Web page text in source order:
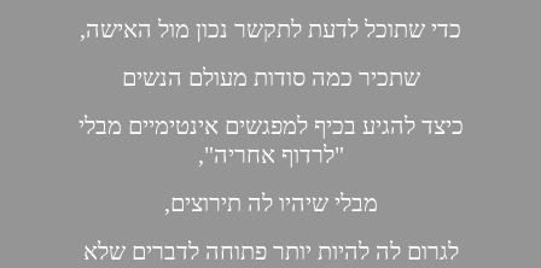
כדי שתוכל לדעת לתקשר נכון מול האישה,
שתכיר כמה סודות מעולם הנשים
כיצד להגיע בכיף למפגשים אינטימיים מבלי
"לרדוף אחריה",
מבלי שיהיו לה תירוצים,
לגרום לה להיות יותר פתוחה לדברים שלא